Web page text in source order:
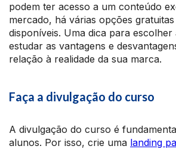
podem ter acesso a um conteúdo
mercado, há várias opções gratuitas
disponíveis. Uma dica para
estudar as vantagens e
relação à realidade da sua marca.
Faça a divulgação do curso
A divulgação do curso é
alunos. Por isso, crie uma landing